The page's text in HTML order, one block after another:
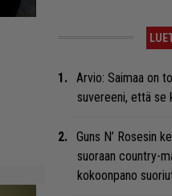
Arvio: Saimaa on
suvereeni, että se
Guns N’ Rosesin
suoraan country-
kokoonpano